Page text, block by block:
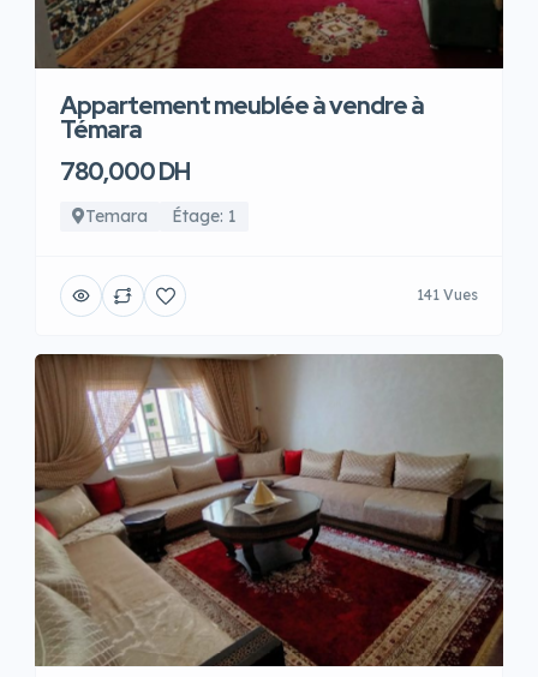
Appartement meublée à vendre à
Témara
780,000 DH
Temara Étage: 1
141 Vues